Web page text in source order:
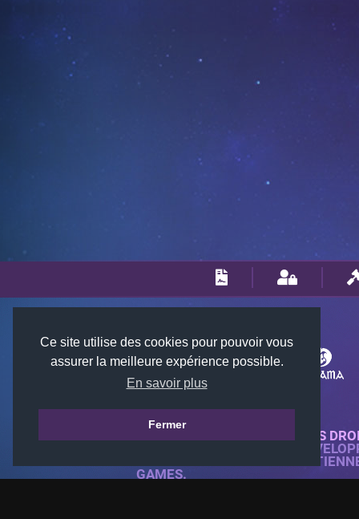
Ce site utilise des cookies pour pouvoir vous
assurer la meilleure expérience possible.
En savoir plus
Fermer
© 2018-2026 KTARENA. TOUS
SITE WEB ENTIÈREMENT
TOUTES LES IMAGES
GAMES.